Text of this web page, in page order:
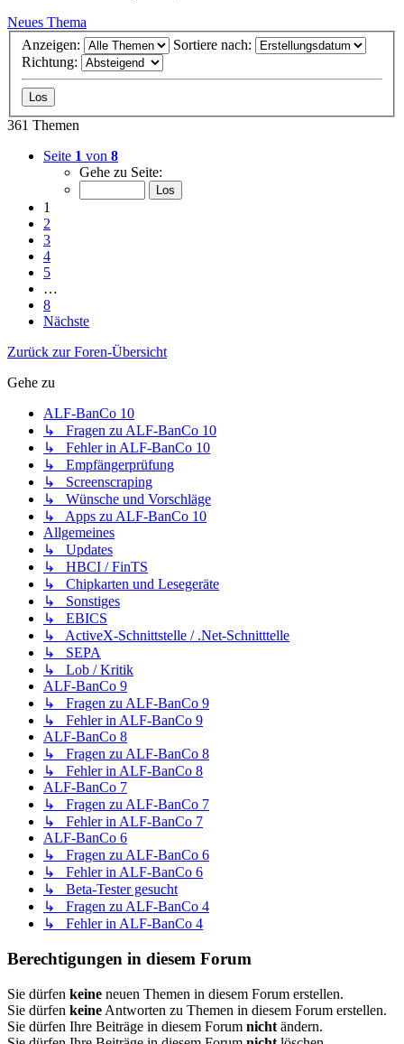
Neues Thema
Anzeigen:
Sortiere nach:
Richtung:
361 Themen
Seite 1 von 8
Gehe zu Seite:
1
2
3
4
5
…
8
Nächste
Zurück zur Foren-Übersicht
Gehe zu
ALF-BanCo 10
↳ Fragen zu ALF-BanCo 10
↳ Fehler in ALF-BanCo 10
↳ Empfängerprüfung
↳ Screenscraping
↳ Wünsche und Vorschläge
↳ Apps zu ALF-BanCo 10
Allgemeines
↳ Updates
↳ HBCI / FinTS
↳ Chipkarten und Lesegeräte
↳ Sonstiges
↳ EBICS
↳ ActiveX-Schnittstelle / .Net-Schnitttelle
↳ SEPA
↳ Lob / Kritik
ALF-BanCo 9
↳ Fragen zu ALF-BanCo 9
↳ Fehler in ALF-BanCo 9
ALF-BanCo 8
↳ Fragen zu ALF-BanCo 8
↳ Fehler in ALF-BanCo 8
ALF-BanCo 7
↳ Fragen zu ALF-BanCo 7
↳ Fehler in ALF-BanCo 7
ALF-BanCo 6
↳ Fragen zu ALF-BanCo 6
↳ Fehler in ALF-BanCo 6
↳ Beta-Tester gesucht
↳ Fragen zu ALF-BanCo 4
↳ Fehler in ALF-BanCo 4
Berechtigungen in diesem Forum
Sie dürfen keine neuen Themen in diesem Forum erstellen.
Sie dürfen keine Antworten zu Themen in diesem Forum erstellen.
Sie dürfen Ihre Beiträge in diesem Forum nicht ändern.